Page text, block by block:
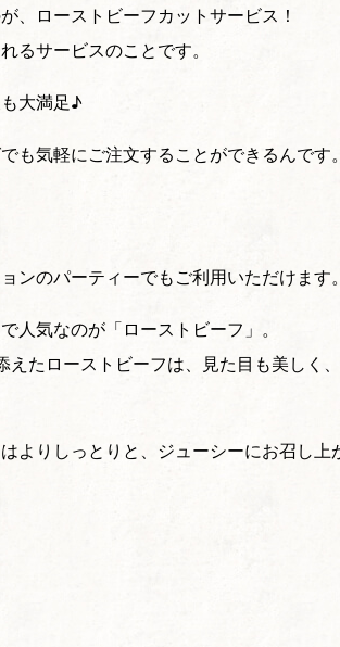
、ローストビーフカットサービス！
るサービスのことです。
大満足♪
も気軽にご注文することができるんです
ンのパーティーでもご利用いただけます
人気なのが「ローストビーフ」。
たローストビーフは、見た目も美しく、
よりしっとりと、ジューシーにお召し上